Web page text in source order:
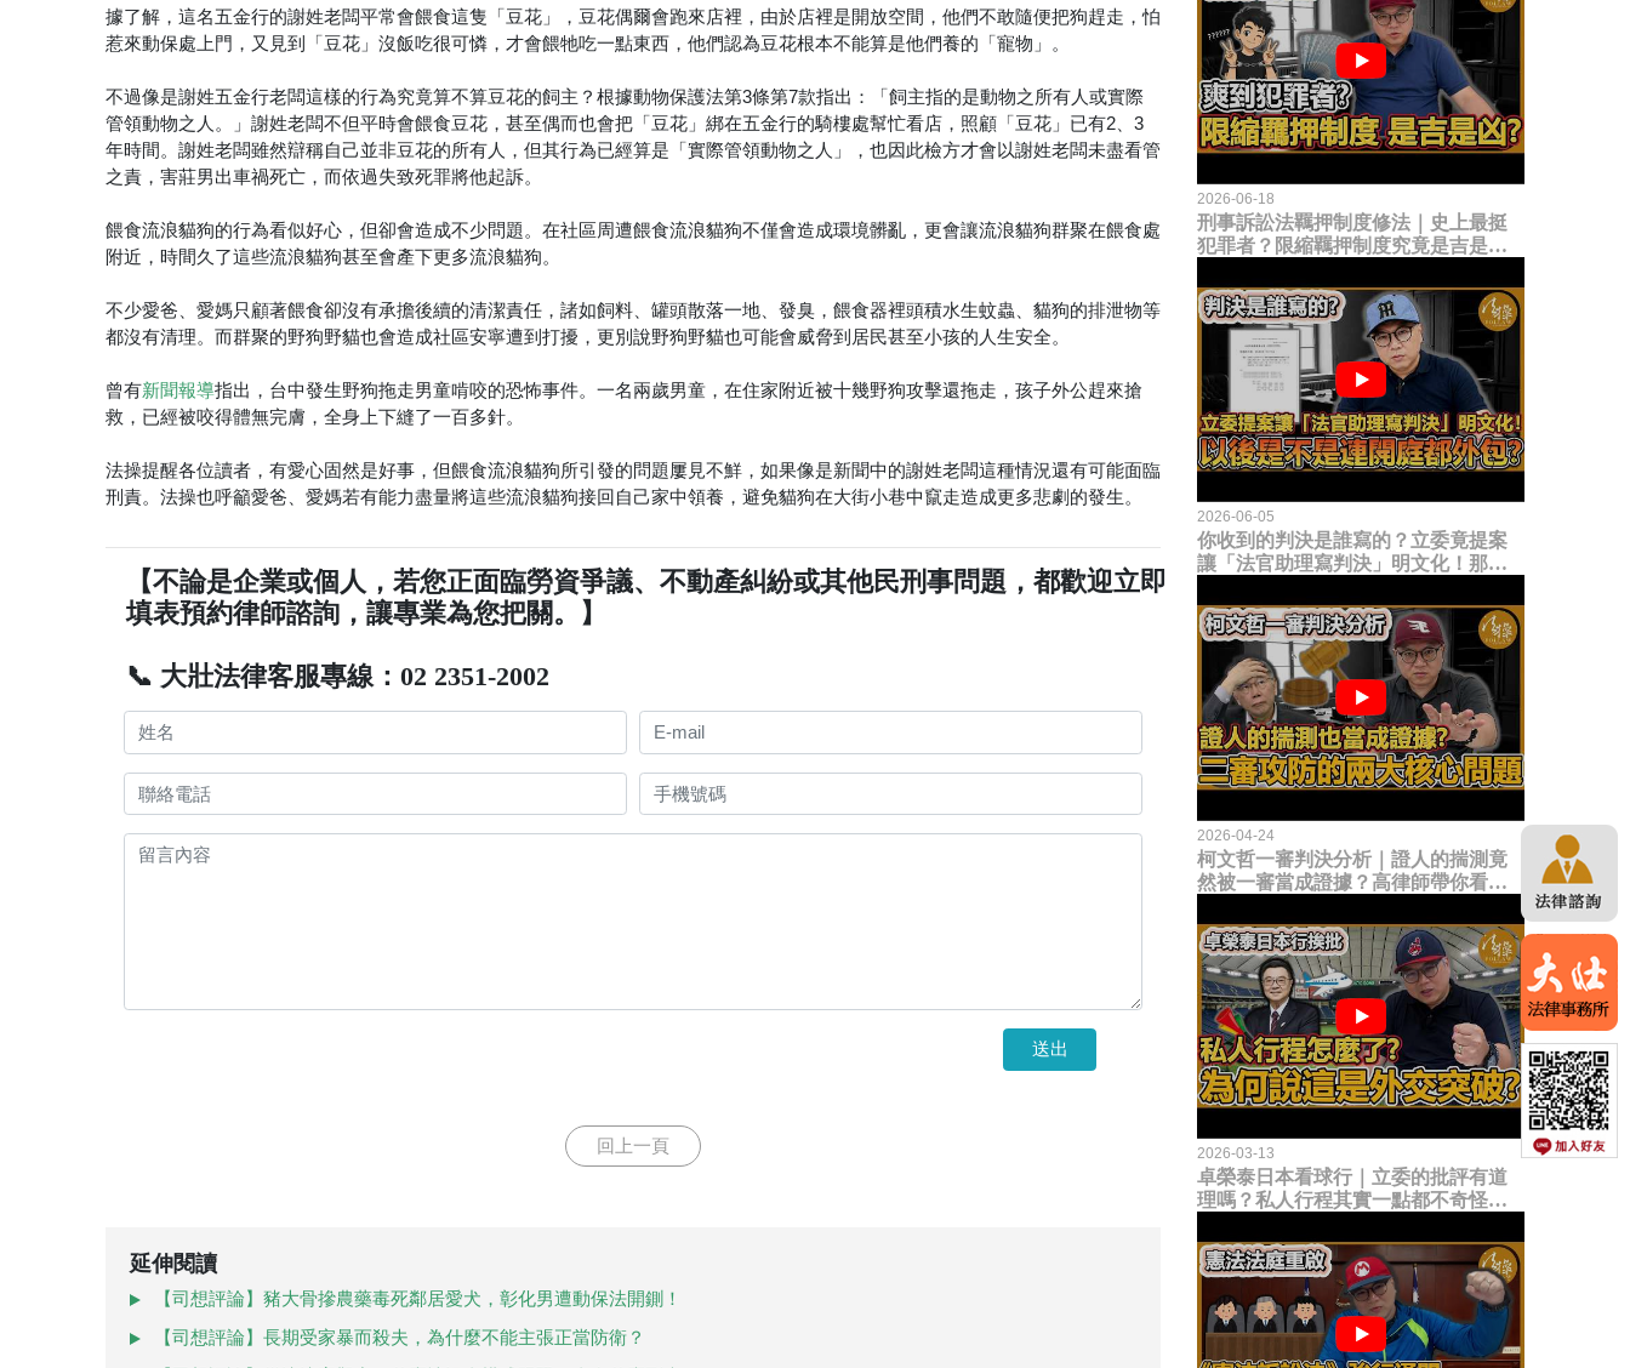
據了解，這名五金行的謝姓老闆平常會餵食這隻「豆花」，豆花偶爾會跑來店裡，由於店裡是開放空間，他們不敢隨便把狗趕走，怕
惹來動保處上門，又見到「豆花」沒飯吃很可憐，才會餵牠吃一點東西，他們認為豆花根本不能算是他們養的「寵物」。
不過像是謝姓五金行老闆這樣的行為究竟算不算豆花的飼主？根據動物保護法第3條第7款指出：「飼主指的是動物之所有人或實際
管領動物之人。」謝姓老闆不但平時會餵食豆花，甚至偶而也會把「豆花」綁在五金行的騎樓處幫忙看店，照顧「豆花」已有2、3
年時間。謝姓老闆雖然辯稱自己並非豆花的所有人，但其行為已經算是「實際管領動物之人」，也因此檢方才會以謝姓老闆未盡看管
之責，害莊男出車禍死亡，而依過失致死罪將他起訴。
餵食流浪貓狗的行為看似好心，但卻會造成不少問題。在社區周遭餵食流浪貓狗不僅會造成環境髒亂，更會讓流浪貓狗群聚在餵食處
附近，時間久了這些流浪貓狗甚至會產下更多流浪貓狗。
不少愛爸、愛媽只顧著餵食卻沒有承擔後續的清潔責任，諸如飼料、罐頭散落一地、發臭，餵食器裡頭積水生蚊蟲、貓狗的排泄物等
都沒有清理。而群聚的野狗野貓也會造成社區安寧遭到打擾，更別說野狗野貓也可能會威脅到居民甚至小孩的人生安全。
曾有新聞報導指出，台中發生野狗拖走男童啃咬的恐怖事件。一名兩歲男童，在住家附近被十幾野狗攻擊還拖走，孩子外公趕來搶
救，已經被咬得體無完膚，全身上下縫了一百多針。
法操提醒各位讀者，有愛心固然是好事，但餵食流浪貓狗所引發的問題屢見不鮮，如果像是新聞中的謝姓老闆這種情況還有可能面臨
刑責。法操也呼籲愛爸、愛媽若有能力盡量將這些流浪貓狗接回自己家中領養，避免貓狗在大街小巷中竄走造成更多悲劇的發生。
【不論是企業或個人，若您正面臨勞資爭議、不動產糾紛或其他民刑事問題，都歡迎立即
填表預約律師諮詢，讓專業為您把關。】
📞 大壯法律客服專線：02 2351-2002
送出
回上一頁
延伸閱讀
【司想評論】豬大骨摻農藥毒死鄰居愛犬，彰化男遭動保法開鍘！
【司想評論】長期受家暴而殺夫，為什麼不能主張正當防衛？
2026-06-18
刑事訴訟法羈押制度修法｜史上最挺
犯罪者？限縮羈押制度究竟是吉是
2026-06-05
你收到的判決是誰寫的？立委竟提案
讓「法官助理寫判決」明文化！那以
2026-04-24
柯文哲一審判決分析｜證人的揣測竟
然被一審當成證據？高律師帶你看未
2026-03-13
卓榮泰日本看球行｜立委的批評有道
理嗎？私人行程其實一點都不奇怪？